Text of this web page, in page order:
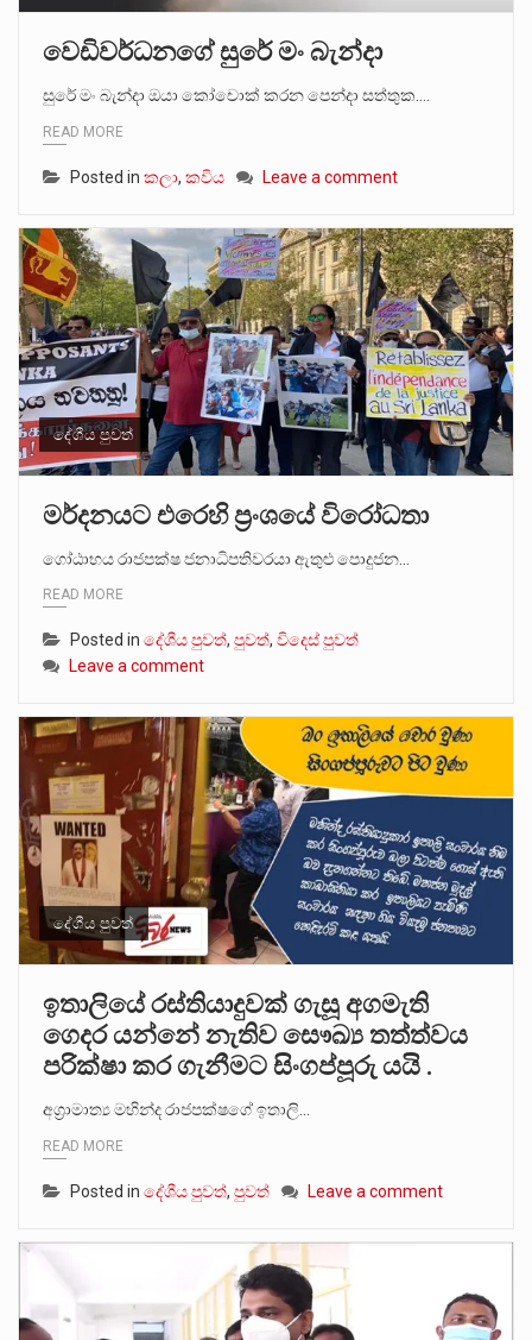
වෙඩිවර්ධනගේ සුරේ මං බැන්දා
සුරේ මං බැන්දා ඔයා කෝචොක් කරන පෙන්දා සත්තුක.…
READ MORE
Posted in කලා, කවිය Leave a comment
දේශීය පුවත්
මර්දනයට එරෙහි ප්‍රංශයේ විරෝධතා
ගෝඨාභය රාජපක්ෂ ජනාධිපතිවරයා ඇතුළු පොදුජන…
READ MORE
Posted in දේශීය පුවත්, පුවත්, විදෙස් පුවත්
Leave a comment
දේශීය පුවත්
ඉතාලියේ රස්තියාදුවක් ගැසූ අගමැති
ගෙදර යන්නේ නැතිව සෞඛ්‍ය තත්ත්වය
පරික්ෂා කර ගැනීමට සිංගප්පූරු යයි .
අග්‍රාමාත්‍ය මහින්ද රාජපක්ෂගේ ඉතාලි…
READ MORE
Posted in දේශීය පුවත්, පුවත් Leave a comment